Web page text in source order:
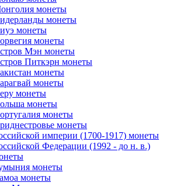
монеты
монеты
монеты
монеты
Мэн монеты
Питкэрн монеты
монеты
монеты
монеты
монеты
монеты
монеты
империи (1700-1917) монеты
Федерации (1992 - до н. в.)
монеты
монеты